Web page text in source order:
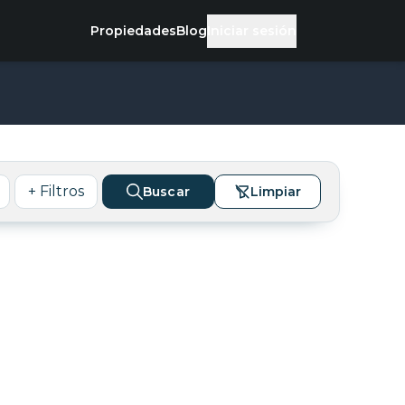
PropiedadesBlog
+ Filtros Buscar Limpiar